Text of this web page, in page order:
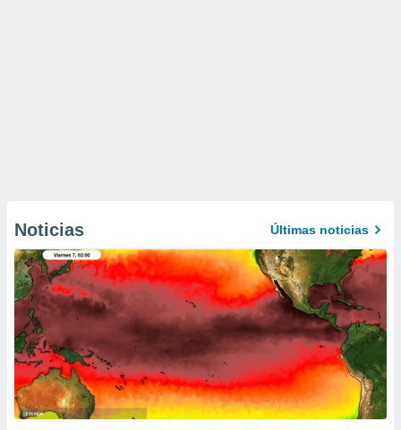
Noticias Últimas noticias